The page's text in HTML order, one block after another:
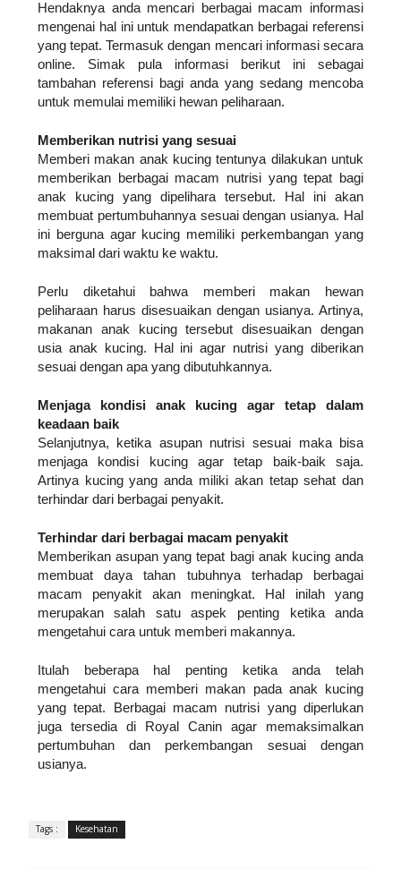
Hendaknya anda mencari berbagai macam informasi
mengenai hal ini untuk mendapatkan berbagai referensi
yang tepat. Termasuk dengan mencari informasi secara
online. Simak pula informasi berikut ini sebagai
tambahan referensi bagi anda yang sedang mencoba
untuk memulai memiliki hewan peliharaan.
Memberikan nutrisi yang sesuai
Memberi makan anak kucing tentunya dilakukan untuk
memberikan berbagai macam nutrisi yang tepat bagi
anak kucing yang dipelihara tersebut. Hal ini akan
membuat pertumbuhannya sesuai dengan usianya. Hal
ini berguna agar kucing memiliki perkembangan yang
maksimal dari waktu ke waktu.
Perlu diketahui bahwa memberi makan hewan
peliharaan harus disesuaikan dengan usianya. Artinya,
makanan anak kucing tersebut disesuaikan dengan
usia anak kucing. Hal ini agar nutrisi yang diberikan
sesuai dengan apa yang dibutuhkannya.
Menjaga kondisi anak kucing agar tetap dalam
keadaan baik
Selanjutnya, ketika asupan nutrisi sesuai maka bisa
menjaga kondisi kucing agar tetap baik-baik saja.
Artinya kucing yang anda miliki akan tetap sehat dan
terhindar dari berbagai penyakit.
Terhindar dari berbagai macam penyakit
Memberikan asupan yang tepat bagi anak kucing anda
membuat daya tahan tubuhnya terhadap berbagai
macam penyakit akan meningkat. Hal inilah yang
merupakan salah satu aspek penting ketika anda
mengetahui cara untuk memberi makannya.
Itulah beberapa hal penting ketika anda telah
mengetahui cara memberi makan pada anak kucing
yang tepat. Berbagai macam nutrisi yang diperlukan
juga tersedia di Royal Canin agar memaksimalkan
pertumbuhan dan perkembangan sesuai dengan
usianya.
Tags : Kesehatan